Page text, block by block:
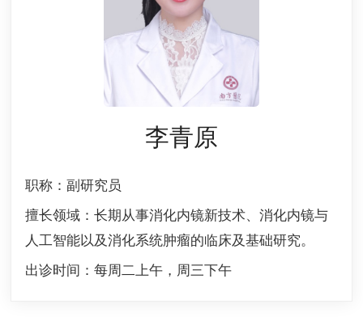
李青原
职称：副研究员
擅长领域：长期从事消化内镜新技术、消化内镜与
人工智能以及消化系统肿瘤的临床及基础研究。
出诊时间：每周二上午，周三下午